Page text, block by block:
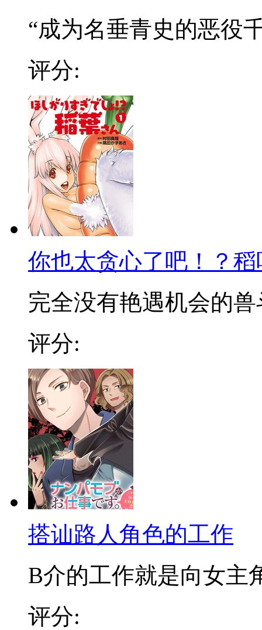
“成为名垂青史的恶役
评分:
你也太贪心了吧！？
完全没有艳遇机会的兽
评分:
搭讪路人角色的工作
B介的工作就是向女主
评分: